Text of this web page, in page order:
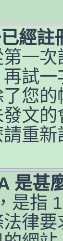
經註
一
試
您
文
請重
是甚
是指
律